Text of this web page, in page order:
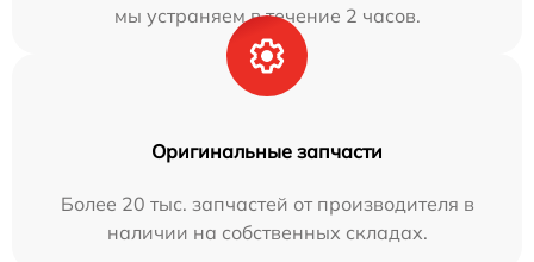
мы устраняем в течение 2 часов.
Оригинальные запчасти
Более 20 тыс. запчастей от производителя в
наличии на собственных складах.